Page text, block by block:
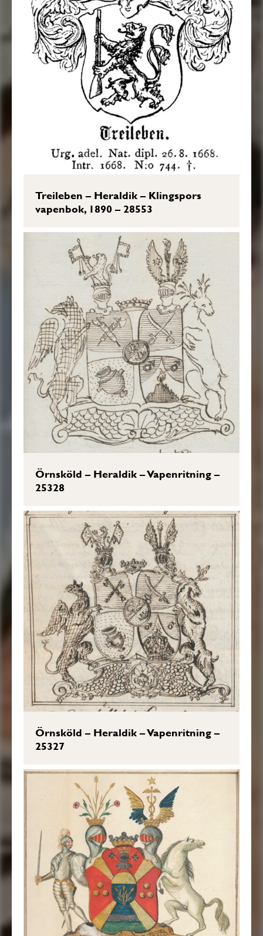
Treileben – Heraldik – Klingspors
vapenbok, 1890 – 28553
Örnsköld – Heraldik – Vapenritning –
25328
Örnsköld – Heraldik – Vapenritning –
25327